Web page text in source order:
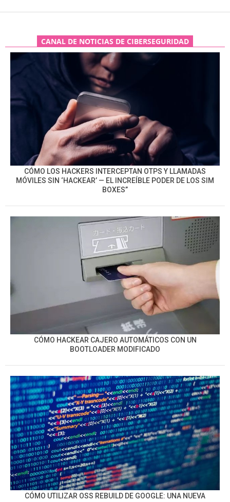
CANAL DE NOTICIAS DE CIBERSEGURIDAD
CÓMO LOS HACKERS INTERCEPTAN OTPS Y LLAMADAS
MÓVILES SIN ‘HACKEAR’ — EL INCREÍBLE PODER DE LOS SIM
BOXES”
CÓMO HACKEAR CAJERO AUTOMÁTICOS CON UN
BOOTLOADER MODIFICADO
CÓMO UTILIZAR OSS REBUILD DE GOOGLE: UNA NUEVA